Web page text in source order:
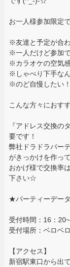
お一人様参加限定
※友達と予定が合
※一人だけど参加
※カラオケの空気
※しゃべり下手な
※のど自慢したい！
こんな方々におす
『アドレス交換の
要です！
弊社ドラドラパー
がきっかけを作っ
おかげ様で交換率
下さい☆
★パーティーデー
受付時間：16：
受付場所：ベロベ
【アクセス】
新宿駅東口から出